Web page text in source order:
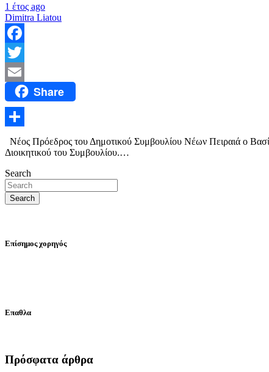
1 έτος ago
Dimitra Liatou
Facebook
Twitter
Email Share
Μοιραστείτε
Νέος Πρόεδρος του Δημοτικού Συμβουλίου Νέων Πειραιά ο
Διοικητικού του Συμβουλίου.…
Search
Search
Επίσημος χορηγός
Επαθλα
Πρόσφατα άρθρα